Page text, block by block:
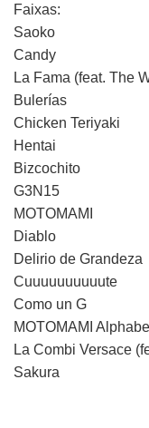
Faixas:
Saoko
Candy
La Fama (feat. The
Bulerías
Chicken Teriyaki
Hentai
Bizcochito
G3N15
MOTOMAMI
Diablo
Delirio de Grandeza
Cuuuuuuuuuute
Como un G
MOTOMAMI
La Combi Versace
Sakura